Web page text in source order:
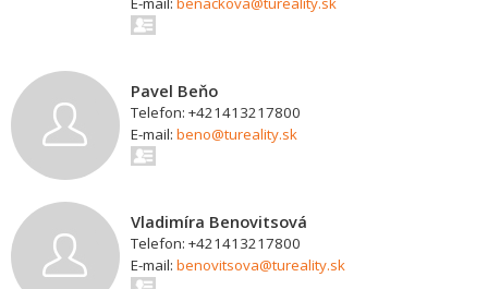
Pavel Beňo
Telefon: +421413217800
E-mail: beno@tureality.sk
Vladimíra Benovitsová
Telefon: +421413217800
E-mail: benovitsova@tureality.sk